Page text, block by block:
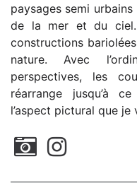
paysages semi
de la mer et du ciel.
constructions
nature. Avec
perspectives, les
réarrange jusqu’à
l’aspect pictural que je